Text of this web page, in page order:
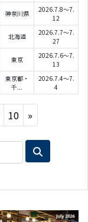
神奈川県
2026.7.8～7.
12
北海道
2026.7.7～7.
27
東京
2026.7.6～7.
13
東京都・
千...
2026.7.4～7.
4
10 »